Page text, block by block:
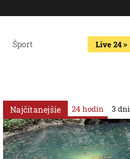
Šport Live 24
Najčítanejšie 24 hodín 3 dni